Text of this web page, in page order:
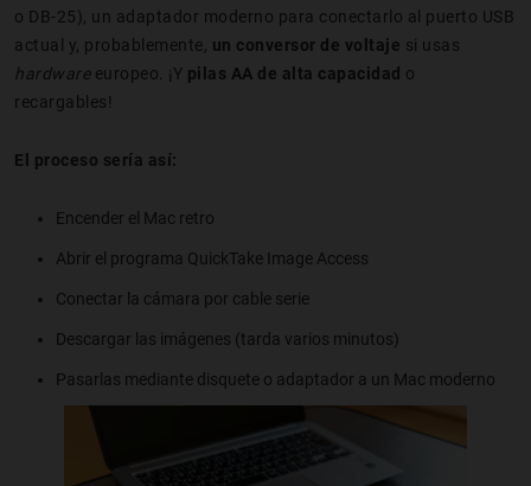
o DB-25), un adaptador moderno para conectarlo al puerto USB
actual y, probablemente, un conversor de voltaje si usas
hardwareeuropeo. ¡Y pilas AA de alta capacidad o
recargables!
El proceso sería así:
Encender el Mac retro
Abrir el programa QuickTake Image Access
Conectar la cámara por cable serie
Descargar las imágenes (tarda varios minutos)
Pasarlas mediante disquete o adaptador a un Mac moderno